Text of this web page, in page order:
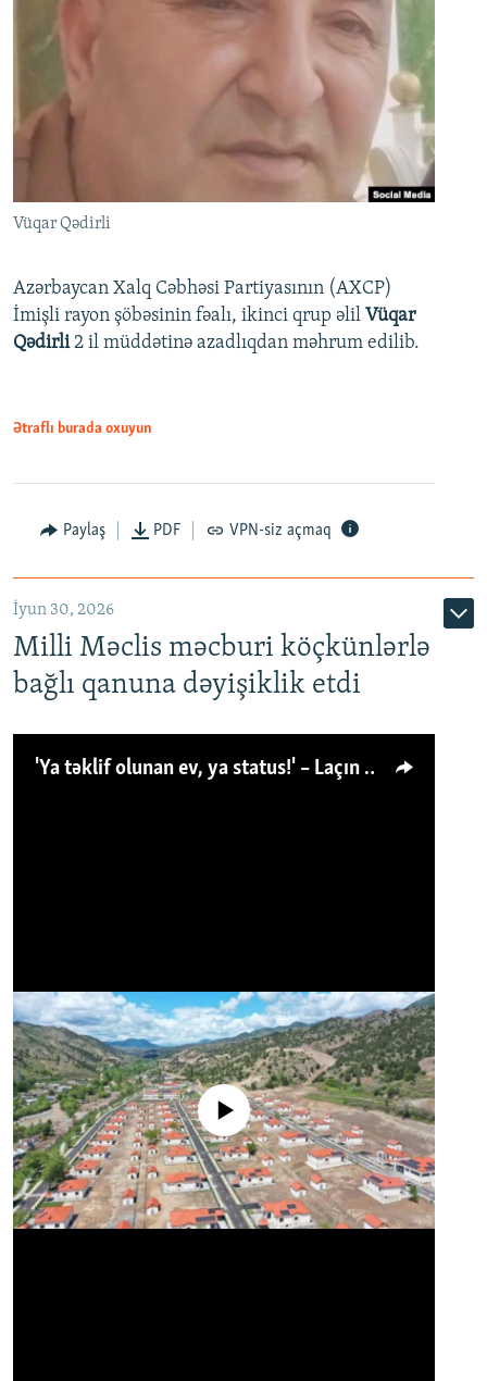
Vüqar Qədirli
Azərbaycan Xalq Cəbhəsi Partiyasının (AXCP)
İmişli rayon şöbəsinin fəalı, ikinci qrup əlil Vüqar
Qədirli2 il müddətinə azadlıqdan məhrum edilib.
Ətraflı burada oxuyun
Paylaş PDF VPN-siz açmaq
İyun 30, 2026
Milli Məclis məcburi köçkünlərlə
bağlı qanuna dəyişiklik etdi
'Ya təklif olunan ev, ya status!' – Laçın köçkünü: 'Laçından başqa heç hara!'
No media source currently available